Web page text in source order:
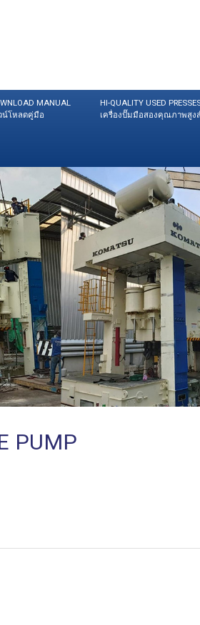
MANUAL
น์โหลดคู่มือ
HI-QUALITY USED
เครื่องปั๊มมือสองคุณภาพสูง
PUMP